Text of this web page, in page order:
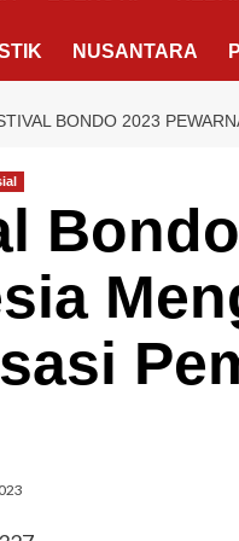
NUSANTARA
BONDO 2023